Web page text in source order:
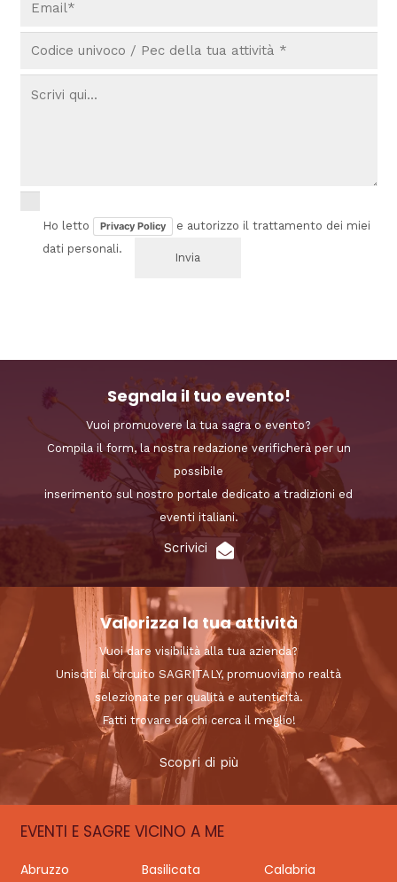
Ho letto Privacy Policy
e autorizzo il trattamento dei miei
dati personali.
Segnala il tuo evento!
Vuoi promuovere la tua sagra o evento?
Compila il form, la nostra redazione verificherà per un
possibile
inserimento sul nostro portale dedicato a tradizioni ed
eventi italiani.
Scrivici
Valorizza la tua attività
Vuoi dare visibilità alla tua azienda?
Unisciti al circuito SAGRITALY, promuoviamo realtà
selezionate per qualità e autenticità.
Fatti trovare da chi cerca il meglio!
Scopri di più
EVENTI E SAGRE VICINO A ME
Abruzzo Basilicata
Calabria